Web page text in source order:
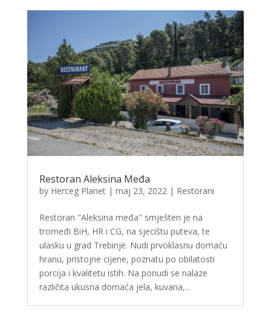
Restoran Aleksina Međa
by Herceg Planet| maj 23, 2022 | Restorani
Restoran "Aleksina međa" smješten je na
tromeđi BiH, HR i CG, na sjecištu puteva, te
ulasku u grad Trebinje. Nudi prvoklasnu domaću
hranu, pristojne cijene, poznatu po obilatosti
porcija i kvalitetu istih. Na ponudi se nalaze
različita ukusna domaća jela, kuvana,...